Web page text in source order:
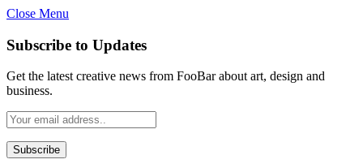
Close Menu
Subscribe to Updates
Get the latest creative news from FooBar about art, design and
business.